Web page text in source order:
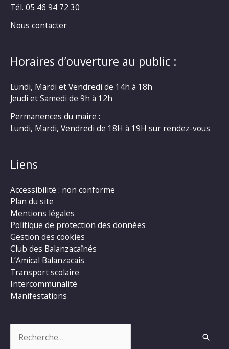
Tél. 05 46 94 72 30
Nous contacter
Horaires d’ouverture au public :
Lundi, Mardi et Vendredi de 14h à 18h
Jeudi et Samedi de 9h à 12h
Permanences du maire :
Lundi, Mardi, Vendredi de 18H à 19H sur rendez-vous
Liens
Accessibilité : non conforme
Plan du site
Mentions légales
Politique de protection des données
Gestion des cookies
Club des Balanzacaînés
L’Amical Balanzacais
Transport scolaire
Intercommunalité
Manifestations